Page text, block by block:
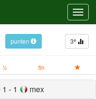
punten 3e
½ fin
1 - 1
mex